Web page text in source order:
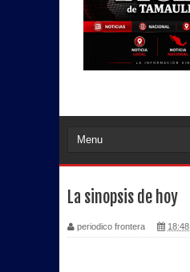
La sinopsis de hoy
periodico frontera 18:48